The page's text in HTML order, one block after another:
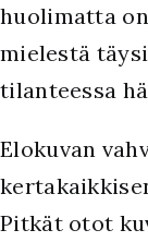
huolimatta
mielestä
tilanteessa
Elokuvan
Pitkät otot